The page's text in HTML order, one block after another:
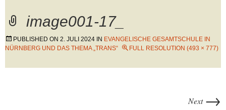
image001-17_
PUBLISHED ON 2. JULI 2024 IN EVANGELISCHE GESAMTSCHULE IN
NÜRNBERG UND DAS THEMA „TRANS“
FULL RESOLUTION (493 × 777)
Next →